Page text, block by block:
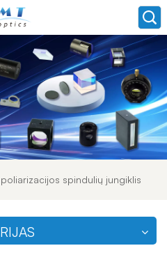
spindulių jungiklis